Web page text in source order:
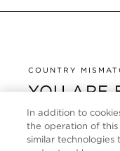
COUNTRY
YOU ARE
UNITED
It looks like you
KUNDENSERVICE
ÜBER
In addition to
the operation of this
similar technologies